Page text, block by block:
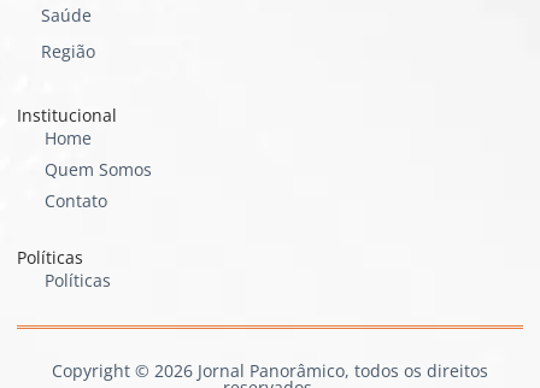
Saúde
Região
Institucional
Home
Quem Somos
Contato
Políticas
Políticas
Copyright © 2026 Jornal Panorâmico, todos os direitos